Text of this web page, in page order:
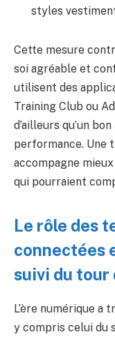
styles
Cette mesure
soi agréable et
utilisent des
Training Club ou
d’ailleurs qu’un
performance. Une
accompagne
qui pourraient
Le rôle des
connectées
suivi du tour
L’ère numérique a
y compris celui du